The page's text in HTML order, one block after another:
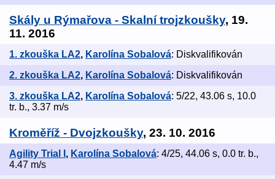
Skály u Rýmařova - Skalní trojzkoušky, 19.
11. 2016
1. zkouška LA2, Karolína Sobalová: Diskvalifikován
2. zkouška LA2, Karolína Sobalová: Diskvalifikován
3. zkouška LA2, Karolína Sobalová: 5/22, 43.06 s, 10.0
tr. b., 3.37 m/s
Kroměříž - Dvojzkoušky, 23. 10. 2016
Agility Trial I , Karolína Sobalová: 4/25, 44.06 s, 0.0 tr. b.,
4.47 m/s